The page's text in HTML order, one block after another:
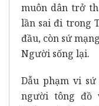
muôn dân trở
lần sai đi trong
đầu, còn sứ
Người sống lại.
Dẫu phạm vi
người tông đồ